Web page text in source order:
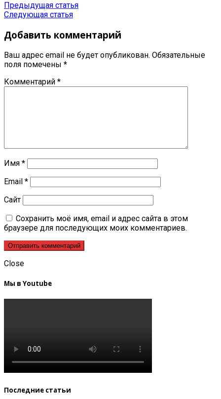
Предыдущая статья
Следующая статья
Добавить комментарий
Ваш адрес email не будет опубликован. Обязательные
поля помечены *
Комментарий *
Имя *
Email *
Сайт
Сохранить моё имя, email и адрес сайта в этом
браузере для последующих моих комментариев.
Close
Мы в Youtube
Последние статьи